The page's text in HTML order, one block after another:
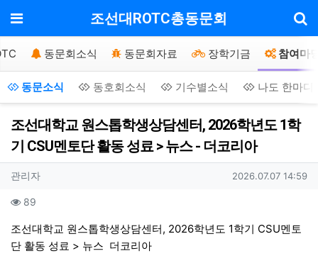
메뉴 조선대ROTC총동문회
동문회소식 동문회자료 장학기금 참여마
동문소식 동호회소식 기수별소식 나도 한마디
조선대학교 원스톱학생상담센터, 2026학년도 1학
기 CSU멘토단 활동 성료 > 뉴스 - 더코리아
작성자 정보
관리자작성 작성일
2026.07.07 14:59
컨텐츠 정보
89
본문
조선대학교 원스톱학생상담센터, 2026학년도 1학기 CSU멘토
단 활동 성료 > 뉴스 더코리아